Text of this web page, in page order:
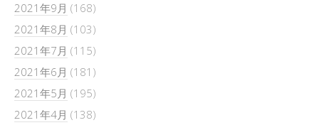
2021年9月 (168)
2021年8月 (103)
2021年7月 (115)
2021年6月 (181)
2021年5月 (195)
2021年4月 (138)